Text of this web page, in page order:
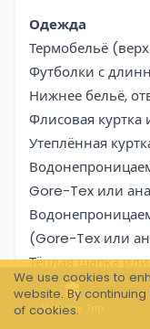
Одежда
Термобельё
Футболки с
Нижнее бельё,
Флисовая куртка
Утеплённая
Gore-Tex или
(Gore-Tex или
Тёплая шапка
Панама или
Баф, шарф или
Plan my Trip
We use cookies to
website. By
of cookies.